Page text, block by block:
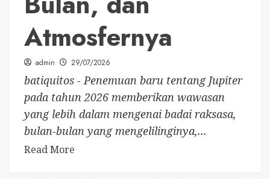
Atmosfernya
admin 29/07/2026
batiquitos - Penemuan baru tentang Jupiter
pada tahun 2026 memberikan wawasan
yang lebih dalam mengenai badai raksasa,
bulan-bulan yang mengelilinginya,...
Read More